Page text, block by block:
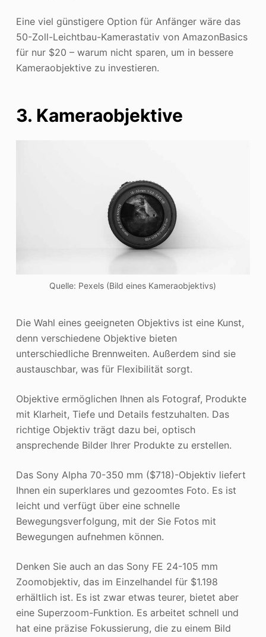
Eine viel günstigere Option für Anfänger wäre das
50-Zoll-Leichtbau-Kamerastativ von AmazonBasics
für nur $20 – warum nicht sparen, um in bessere
Kameraobjektive zu investieren.
3. Kameraobjektive
Quelle: Pexels (Bild eines Kameraobjektivs)
Die Wahl eines geeigneten Objektivs ist eine Kunst,
denn verschiedene Objektive bieten
unterschiedliche Brennweiten. Außerdem sind sie
austauschbar, was für Flexibilität sorgt.
Objektive ermöglichen Ihnen als Fotograf, Produkte
mit Klarheit, Tiefe und Details festzuhalten. Das
richtige Objektiv trägt dazu bei, optisch
ansprechende Bilder Ihrer Produkte zu erstellen.
Das Sony Alpha 70-350 mm ($718)-Objektiv liefert
Ihnen ein superklares und gezoomtes Foto. Es ist
leicht und verfügt über eine schnelle
Bewegungsverfolgung, mit der Sie Fotos mit
Bewegungen aufnehmen können.
Denken Sie auch an das Sony FE 24-105 mm
Zoomobjektiv, das im Einzelhandel für $1.198
erhältlich ist. Es ist zwar etwas teurer, bietet aber
eine Superzoom-Funktion. Es arbeitet schnell und
hat eine präzise Fokussierung, die zu einem Bild